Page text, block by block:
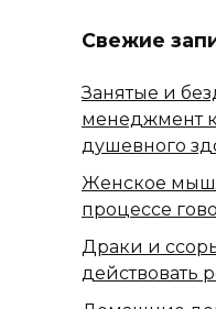
Свежие
Занятые и
менеджмент
душевного
Женское
процессе
Драки и
действовать